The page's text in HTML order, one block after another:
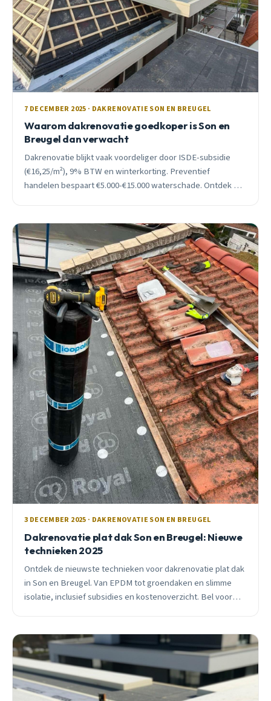
7 DECEMBER 2025 · DAKRENOVATIE SON EN BREUGEL
Waarom dakrenovatie goedkoper is Son en
Breugel dan verwacht
Dakrenovatie blijkt vaak voordeliger door ISDE-subsidie
(€16,25/m²), 9% BTW en winterkorting. Preventief
handelen bespaart €5.000-€15.000 waterschade. Ontdek de
3 DECEMBER 2025 · DAKRENOVATIE SON EN BREUGEL
Dakrenovatie plat dak Son en Breugel: Nieuwe
technieken 2025
Ontdek de nieuwste technieken voor dakrenovatie plat dak
in Son en Breugel. Van EPDM tot groendaken en slimme
isolatie, inclusief subsidies en kostenoverzicht. Bel voor